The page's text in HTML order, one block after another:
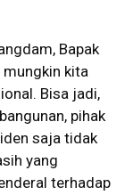
Bapak
mungkin kita
Bisa jadi,
pihak
saja tidak
yang
terhadap